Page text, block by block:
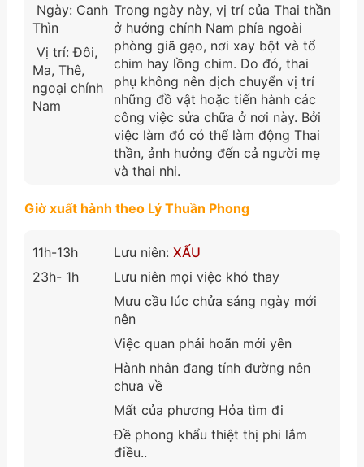
Ngày: Canh
Thìn
Vị trí: Đôi,
Ma, Thê,
ngoại chính
Nam
Trong ngày này, vị trí của Thai thần
ở hướng chính Nam phía ngoài
phòng giã gạo, nơi xay bột và tổ
chim hay lồng chim. Do đó, thai
phụ không nên dịch chuyển vị trí
những đồ vật hoặc tiến hành các
công việc sửa chữa ở nơi này. Bởi
việc làm đó có thể làm động Thai
thần, ảnh hưởng đến cả người mẹ
và thai nhi.
Giờ xuất hành theo Lý Thuần Phong
11h-13h
23h- 1h
Lưu niên: XẤU
Lưu niên mọi việc khó thay
Mưu cầu lúc chửa sáng ngày mới
nên
Việc quan phải hoãn mới yên
Hành nhân đang tính đường nên
chưa về
Mất của phương Hỏa tìm đi
Đề phong khẩu thiệt thị phi lắm
điều..